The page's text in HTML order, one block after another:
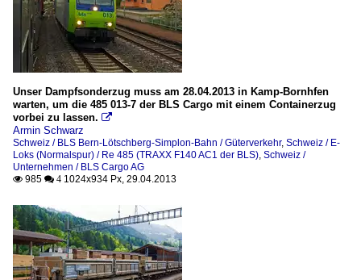
Unser Dampfsonderzug muss am 28.04.2013 in Kamp-Bornhfen
warten, um die 485 013-7 der BLS Cargo mit einem Containerzug
vorbei zu lassen. 
Armin Schwarz
Schweiz / BLS Bern-Lötschberg-Simplon-Bahn / Güterverkehr, Schweiz / E-
Loks (Normalspur) / Re 485 (TRAXX F140 AC1 der BLS), Schweiz /
Unternehmen / BLS Cargo AG
 985  4 1024x934 Px, 29.04.2013